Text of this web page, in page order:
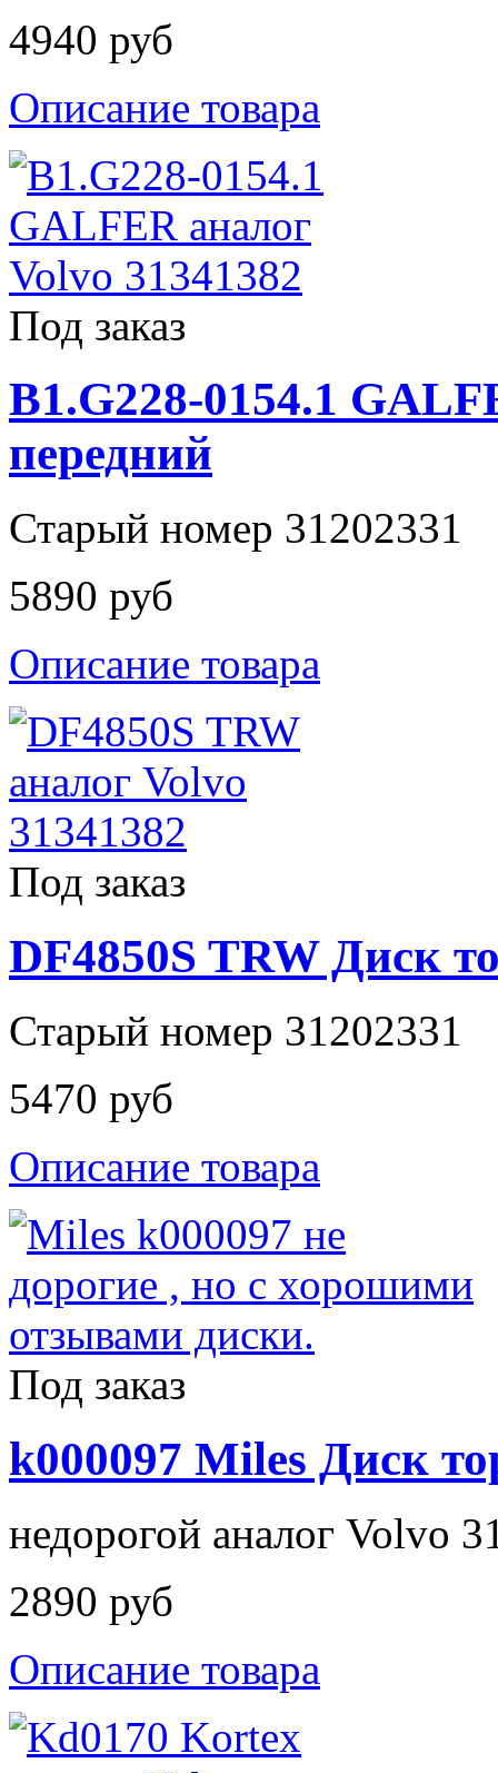
4940 руб
Описание товара
Под заказ
B1.G228-0154.1
передний
Старый номер 31202331
5890 руб
Описание товара
Под заказ
DF4850S TRW Диск
Старый номер 31202331
5470 руб
Описание товара
Под заказ
k000097 Miles Диск
недорогой аналог Volvo
2890 руб
Описание товара